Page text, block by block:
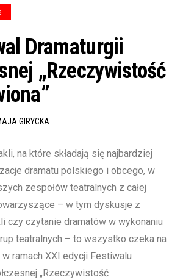
Dramaturgii
„Rzeczywistość
GIRYCKA
na które składają się najbardziej
dramatu polskiego i obcego, w
zespołów teatralnych z całej
– w tym dyskusje z
czy czytanie dramatów w wykonaniu
teatralnych – to wszystko czeka na
ramach XXI edycji Festiwalu
„Rzeczywistość